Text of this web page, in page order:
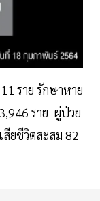
ราย รักษาหาย
ราย ผู่ป่วย
ยชีวิตสะสม 82